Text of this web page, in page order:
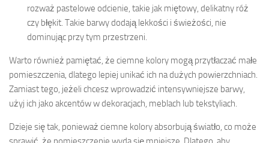
rozważ pastelowe odcienie, takie jak miętowy, delikatny róż
czy błękit. Takie barwy dodają lekkości i świeżości, nie
dominując przy tym przestrzeni.
Warto również pamiętać, że ciemne kolory mogą przytłaczać małe
pomieszczenia, dlatego lepiej unikać ich na dużych powierzchniach.
Zamiast tego, jeżeli chcesz wprowadzić intensywniejsze barwy,
użyj ich jako akcentów w dekoracjach, meblach lub tekstyliach.
Dzieje się tak, ponieważ ciemne kolory absorbują światło, co może